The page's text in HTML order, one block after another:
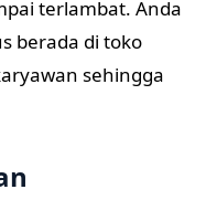
terlambat. Anda
berada di toko
sehingga